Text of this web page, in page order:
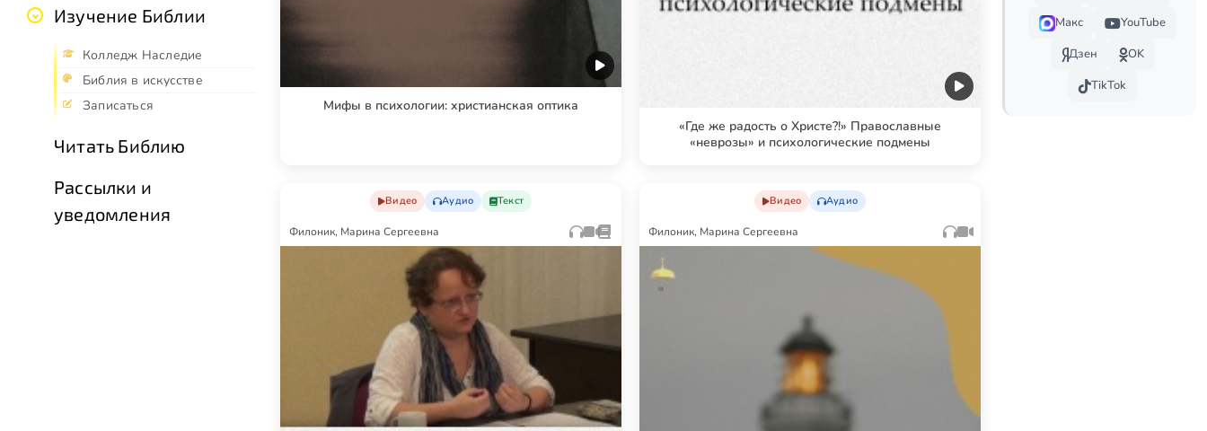
Изучение Библии
Колледж Наследие
Библия в искусстве
Записаться
Читать Библию
Рассылки и
уведомления
Мифы в психологии: христианская оптика
«Где же радость о Христе?!» Православные
«неврозы» и психологические подмены
Видео Аудио Текст
Филоник, Марина Сергеевна
Видео Аудио
Филоник, Марина Сергеевна
Макс
YouTube
Дзен
OK
TikTok